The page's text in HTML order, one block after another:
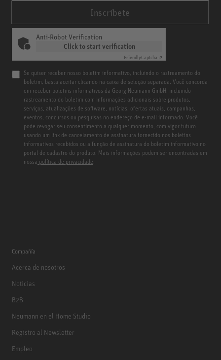
Inscríbete
Anti-Robot Verification
Click to start verification
FriendlyCaptcha ⇗
Se quiser receber nosso boletim informativo, incluindo o rastreamento do
boletim, basta aceitar clicando na caixa de seleção separada. Você concorda
em receber boletins informativos da Georg Neumann GmbH, incluindo
rastreamento do boletim com informações adicionais sobre produtos,
serviços, atualizações de software, notícias, ofertas atuais, campanhas,
eventos, concursos ou pesquisas no endereço de e-mail informado. Você
pode revogar seu consentimento a qualquer momento, com vigor futuro
usando um link de cancelamento de assinatura fornecido nos boletins
informativos recebidos ou a função de assinatura do boletim informativo no
portal de cadastro do produto. Mais informações podem ser encontradas em
nossa política de privacidade.
Compañía
Acerca de nosotros
Noticias
B2B
Neumann en el Home Studio
Registro al Newsletter
Empleo